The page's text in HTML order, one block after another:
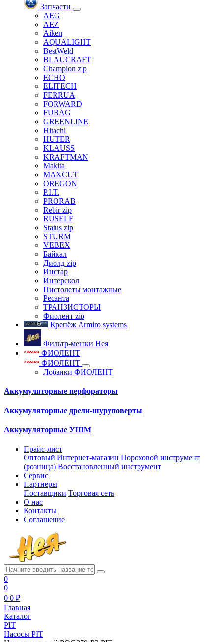
Запчасти
AEG
AEZ
Aiken
AQUALIGHT
BestWeld
BLAUCRAFT
Champion zip
ECHO
ELITECH
FERRUA
FORWARD
FUBAG
GREENLINE
Hitachi
HUTER
KLAUSS
KRAFTMAN
Makita
MAXCUT
OREGON
P.I.T.
PRORAB
Rebir zip
RUSELF
Status zip
STURM
VEBEX
Байкал
Диолд zip
Инстар
Интерскол
Пистолеты монтажные
Ресанта
ТРАНЗИСТОРЫ
Фиолент zip
Крепёж Armiro systems
Фильтр-мешки Нея
ФИОЛЕНТ
ФИОЛЕНТ
Лобзики ФИОЛЕНТ
Аккумуляторные перфораторы
Аккумуляторные дрели-шуруповерты
Аккумуляторные УШМ
Прайс-лист
Оптовый Интернет-магазин Пороховой инструмент
(розница) Восстановленный инструмент
Сервис
Партнеры
Поставщики Торговая сеть
О нас
Контакты
Соглашение
0
0
0 0 ₽
Главная
Каталог
PIT
Насосы PIT